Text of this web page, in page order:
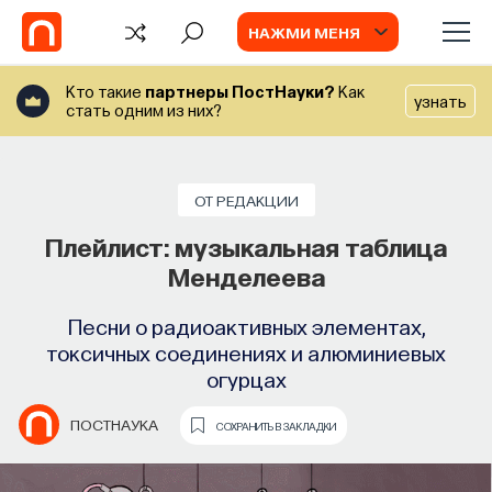
НАЖМИ МЕНЯ
Кто такие партнеры ПостНауки? Как
стать одним из них?
узнать
ОТ РЕДАКЦИИ
Плейлист: музыкальная таблица
Менделеева
Песни о радиоактивных элементах,
токсичных соединениях и алюминиевых
огурцах
ПОСТНАУКА СОХРАНИТЬ В ЗАКЛАДКИ
Наука сна: как управлять своим
Почти треть жизни мы тратим на сон, но как
МИХАИЛ ПОЛУЭКТОВ СОХРАНИТЬ В ЗАКЛАДКИ